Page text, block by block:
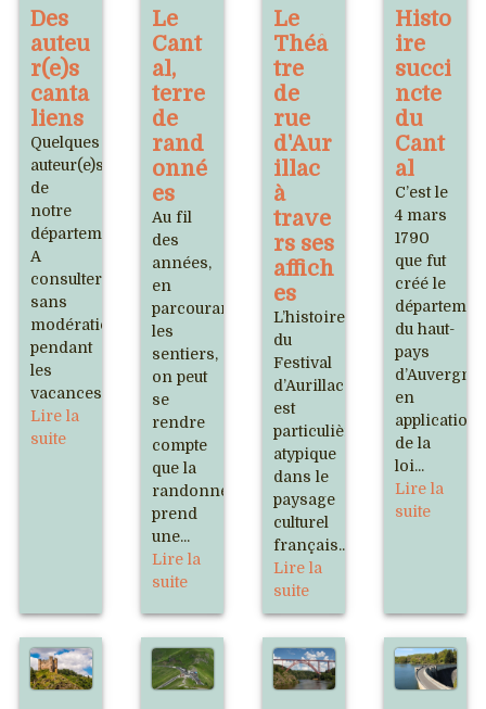
Des
auteu
r(e)s
canta
liens
Quelques
auteur(e)s
de
notre
département.
A
consulter
sans
modération
pendant
les
vacances.
Lire la
suite
Le
Cant
al,
terre
de
rand
onné
es
Au fil
des
années,
en
parcourant
les
sentiers,
on peut
se
rendre
compte
que la
randonnée
prend
une...
Lire la
suite
Le
Théâ
tre
de
rue
d'Aur
illac
à
trave
rs ses
affich
es
L’histoire
du
Festival
d’Aurillac
est
particulièrement
atypique
dans le
paysage
culturel
français...
Lire la
suite
Histo
ire
succi
ncte
du
Cant
al
C’est le
4 mars
1790
que fut
créé le
du haut-
pays
d’Auvergne
en
application
de la
loi...
Lire la
suite